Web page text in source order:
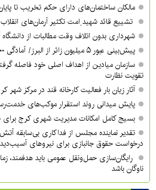
مالکان ساختمان‌های دارای حکم تخریب تا
تشییع قائد شهید ِامت تکثیر آرمان‌های
شهرداری بدون اتلاف وقت مطالبات از دانشگاه
پیش‌بینی عبور ۵ میلیون زائر از البرز/ آمادگی ۱۰۰ درصدی مواکب
سازمان میادین از اهداف اصلی خود فاصله
تقویت نظارت
آثار زیان بار فعالیت کارخانه قند در مرکز
پایش میدانی روند استقرار موکب‌های
بسیج کامل امکانات مدیریت شهری کرج برای
تقدیر نماینده مجلس از فداکاری بی‌سابقه
درخواست حقوق جانبازی برای نیروهای
رایگان‌سازی حمل‌ونقل عمومی باید هدفمند،
ناوگان باشد